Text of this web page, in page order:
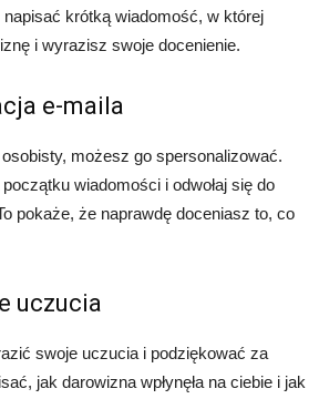
krótką wiadomość, w której
i wyrazisz swoje docenienie.
e-maila
możesz go spersonalizować.
wiadomości i odwołaj się do
pokaże, że naprawdę doceniasz to, co
uczucia
swoje uczucia i podziękować za
jak darowizna wpłynęła na ciebie i jak